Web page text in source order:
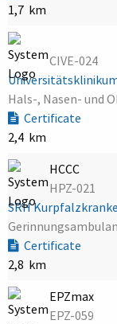
1,7 km
CIVE-024
Hals-, Nasen- und
Certificate
2,4 km
HCCC
HPZ-021
SRH
Certificate
2,8 km
EPZmax
EPZ-059